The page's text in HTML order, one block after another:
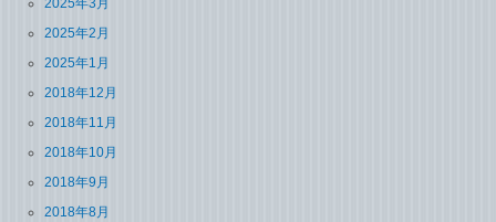
2025年3月
2025年2月
2025年1月
2018年12月
2018年11月
2018年10月
2018年9月
2018年8月